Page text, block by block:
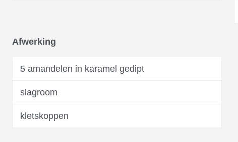
Afwerking
5 amandelen in karamel gedipt
slagroom
kletskoppen